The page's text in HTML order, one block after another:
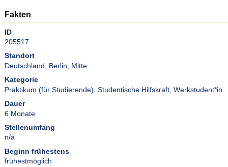
Fakten
ID
205517
Standort
Deutschland, Berlin, Mitte
Kategorie
Praktikum (für Studierende) Studentische Hilfskraft Werkstudent*in
Dauer
6 Monate
Stellenumfang
n/a
Beginn frühestens
frühestmöglich